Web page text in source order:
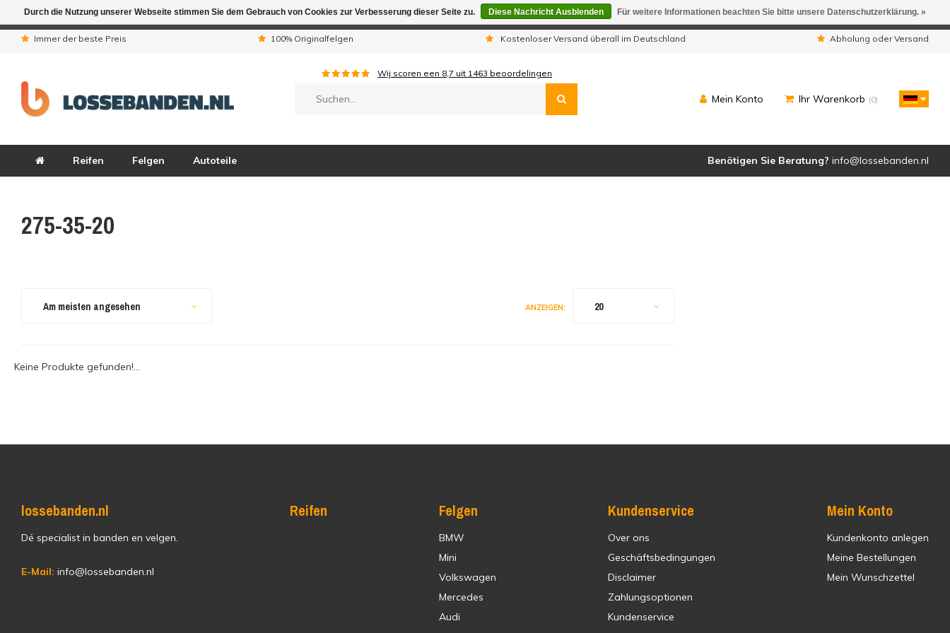
Immer der beste Preis 100% Originalfelgen Kostenloser Versand überall im Deutschland Abholung oder Versand
Wij scoren een 8,7 uit 1463 beoordelingen
Mein Konto Ihr Warenkorb (0)
Reifen Felgen Autoteile Benötigen Sie Beratung? info@lossebanden.nl
275-35-20
Am meisten angesehen ANZEIGEN: 20
Keine Produkte gefunden!...
lossebanden.nl
Dé specialist in banden en velgen.
E-Mail: info@lossebanden.nl
Reifen Felgen
BMW
Mini
Volkswagen
Mercedes
Audi
Kundenservice
Over ons
Geschäftsbedingungen
Disclaimer
Zahlungsoptionen
Kundenservice
Mein Konto
Kundenkonto anlegen
Meine Bestellungen
Mein Wunschzettel
Durch die Nutzung unserer Webseite stimmen Sie dem Gebrauch von Cookies zur Verbesserung dieser Seite zu. Diese Nachricht Ausblenden Für weitere Informationen beachten Sie bitte unsere Datenschutzerklärung. »
Aufgrund der Ferientagen sind wir telefonisch nicht erreichbar. Aufgegebene Bestellungen werden geliefert.